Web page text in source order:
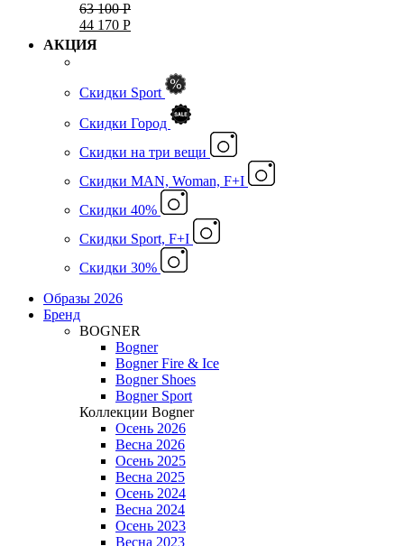
63 100 Р
44 170 Р
АКЦИЯ
Скидки Sport
Скидки Город
Cкидки на три вещи
Скидки MAN, Woman, F+I
Скидки 40%
Скидки Sport, F+I
Скидки 30%
Образы 2026
Бренд
BOGNER
Bogner
Bogner Fire & Ice
Bogner Shoes
Bogner Sport
Коллекции Bogner
Осень 2026
Весна 2026
Осень 2025
Весна 2025
Осень 2024
Весна 2024
Осень 2023
Весна 2023